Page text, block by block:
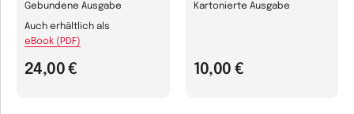
Gebundene Ausgabe
24,00 €
Auch erhältlich als
eBook (PDF)
Kartonierte Ausgabe
10,00 €